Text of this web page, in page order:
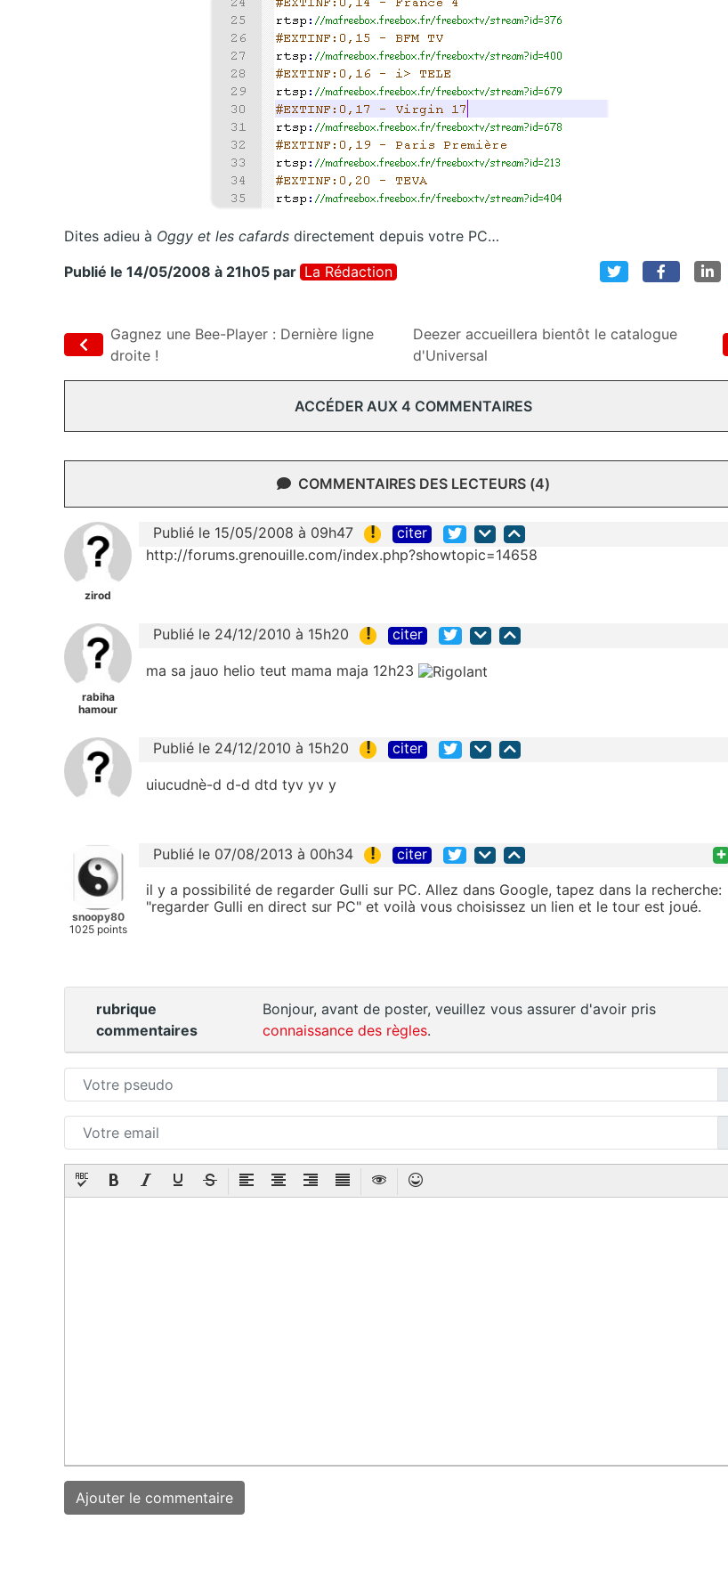
Dites adieu à Oggy et les cafards directement depuis votre PC…
Publié le 14/05/2008 à 21h05 par La Rédaction
Gagnez une Bee-Player : Dernière ligne
droite !
Deezer accueillera bientôt le catalogue
d'Universal
ACCÉDER AUX 4 COMMENTAIRES
COMMENTAIRES DES LECTEURS (4)
zirod
Publié le 15/05/2008 à 09h47 !
citer
http://forums.grenouille.com/index.php?showtopic=14658
rabiha
hamour
Publié le 24/12/2010 à 15h20 ! citer
ma sa jauo helio teut mama maja 12h23
Publié le 24/12/2010 à 15h20 ! citer
uiucudnè-d d-d dtd tyv yv y
snoopy80
1025 points
Publié le 07/08/2013 à 00h34 ! citer +
il y a possibilité de regarder Gulli sur PC. Allez dans Google, tapez dans la recherche:
"regarder Gulli en direct sur PC" et voilà vous choisissez un lien et le tour est joué.
rubrique
commentaires
Bonjour, avant de poster, veuillez vous assurer d'avoir pris
connaissance des règles.